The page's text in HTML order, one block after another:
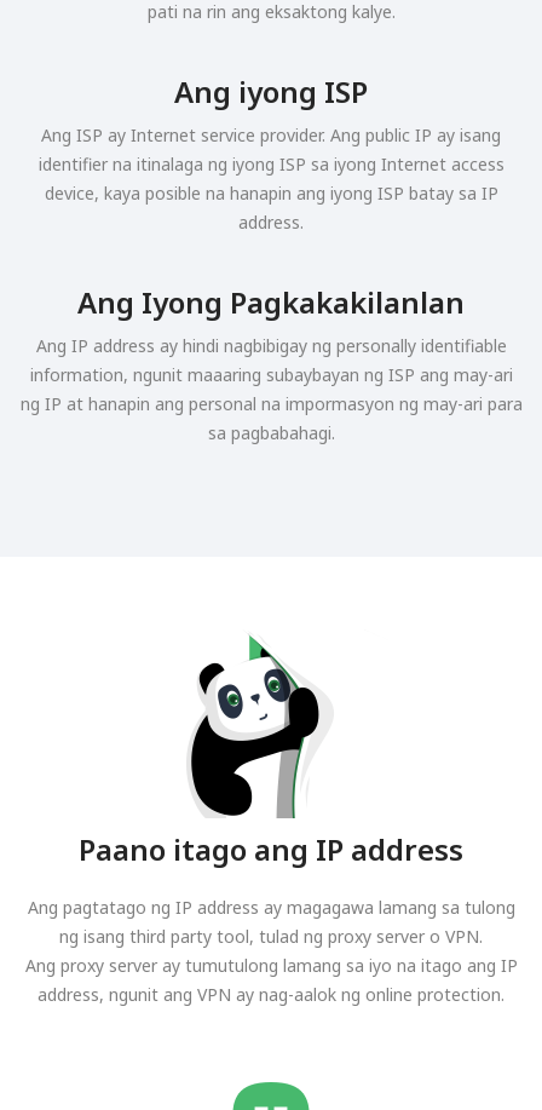
pati na rin ang eksaktong kalye.
Ang iyong ISP
Ang ISP ay Internet service provider. Ang public IP ay isang
identifier na itinalaga ng iyong ISP sa iyong Internet access
device, kaya posible na hanapin ang iyong ISP batay sa IP
address.
Ang Iyong Pagkakakilanlan
Ang IP address ay hindi nagbibigay ng personally identifiable
information, ngunit maaaring subaybayan ng ISP ang may-ari
ng IP at hanapin ang personal na impormasyon ng may-ari para
sa pagbabahagi.
Paano itago ang IP address
Ang pagtatago ng IP address ay magagawa lamang sa tulong
ng isang third party tool, tulad ng proxy server o VPN.
Ang proxy server ay tumutulong lamang sa iyo na itago ang IP
address, ngunit ang VPN ay nag-aalok ng online protection.